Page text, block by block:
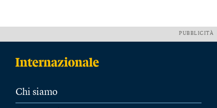
PUBBLICITÀ
Chi siamo